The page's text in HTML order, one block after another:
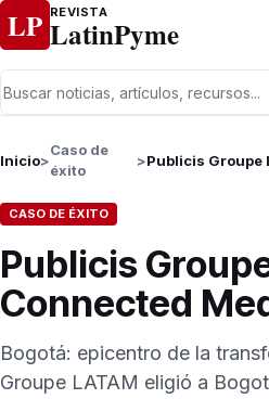
Ir al contenido
LP REVISTA
LatinPyme
Inicio>
Caso de
éxito
>
CASO DE ÉXITO
Publicis
Connected
Bogotá: epicentro de la
Groupe LATAM eligió a